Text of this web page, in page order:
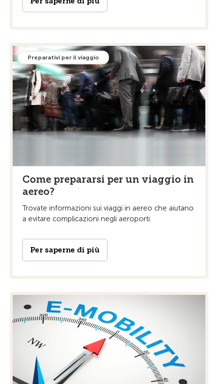
Preparativi per il viaggio
Come prepararsi per un viaggio in
aereo?
Trovate informazioni sui viaggi in aereo che aiutano
a evitare complicazioni negli aeroporti.
Per saperne di più